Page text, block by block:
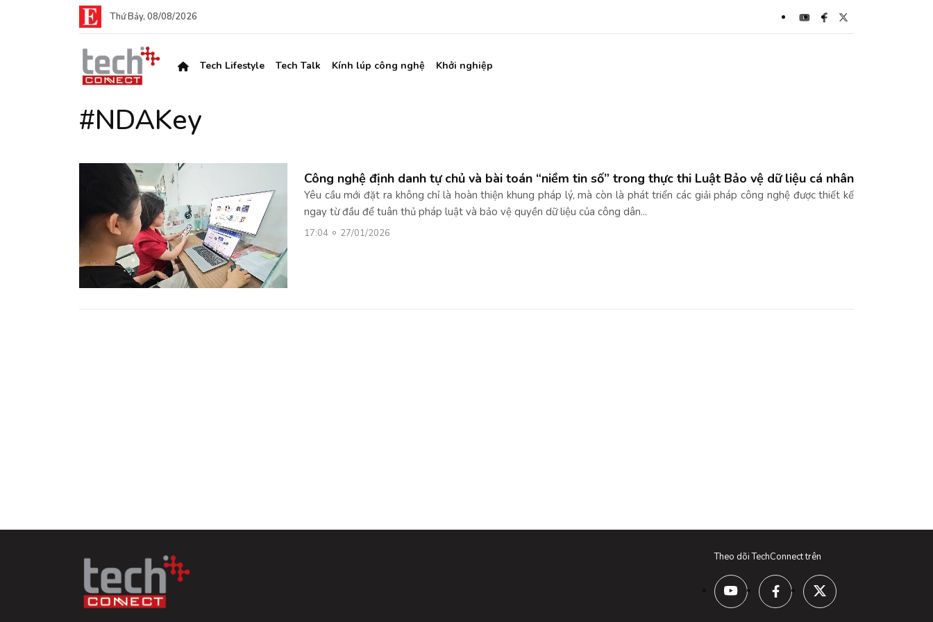
Thứ Bảy, 08/08/2026
Tech Lifestyle Tech Talk Kính lúp công nghệ Khởi nghiệp
#NDAKey
Công nghệ định danh tự chủ và bài toán “niềm tin số” trong thực thi Luật Bảo vệ dữ liệu cá nhân
Yêu cầu mới đặt ra không chỉ là hoàn thiện khung pháp lý, mà còn là phát triển các giải pháp công nghệ được thiết kế
ngay từ đầu để tuân thủ pháp luật và bảo vệ quyền dữ liệu của công dân...
17:04 27/01/2026
Theo dõi TechConnect trên